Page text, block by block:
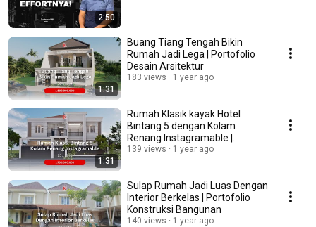
2:50
1:31
Buang Tiang Tengah Bikin
Rumah Jadi Lega | Portofolio
Desain Arsitektur
183 views 1 year ago
1:31
Rumah Klasik kayak Hotel
Bintang 5 dengan Kolam
Renang Instagramable |
Portofolio Desain Arsitektur
139 views 1 year ago
Sulap Rumah Jadi Luas Dengan
Interior Berkelas | Portofolio
Konstruksi Bangunan
140 views 1 year ago